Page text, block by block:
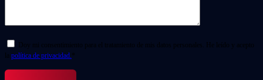
Doy mi consentimiento para el tratamiento de mis datos personales. He leído y acepto
la política de privacidad. *